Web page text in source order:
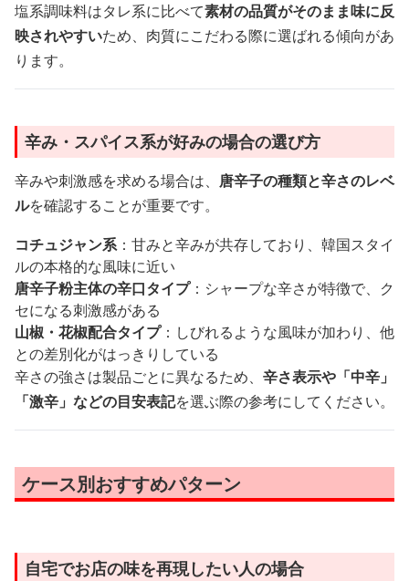
塩系調味料はタレ系に比べて素材の品質がそのまま味に反
映されやすいため、肉質にこだわる際に選ばれる傾向があ
ります。
辛み・スパイス系が好みの場合の選び方
辛みや刺激感を求める場合は、 唐辛子の種類と辛さのレベ
ルを確認することが重要です。
コチュジャン系：甘みと辛みが共存しており、韓国スタイ
ルの本格的な風味に近い
唐辛子粉主体の辛口タイプ：シャープな辛さが特徴で、ク
セになる刺激感がある
山椒・花椒配合タイプ：しびれるような風味が加わり、他
との差別化がはっきりしている
辛さの強さは製品ごとに異なるため、 辛さ表示や「中辛」
「激辛」などの目安表記を選ぶ際の参考にしてください。
ケース別おすすめパターン
自宅でお店の味を再現したい人の場合